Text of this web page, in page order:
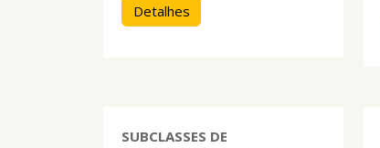
Detalhes
SUBCLASSES DE